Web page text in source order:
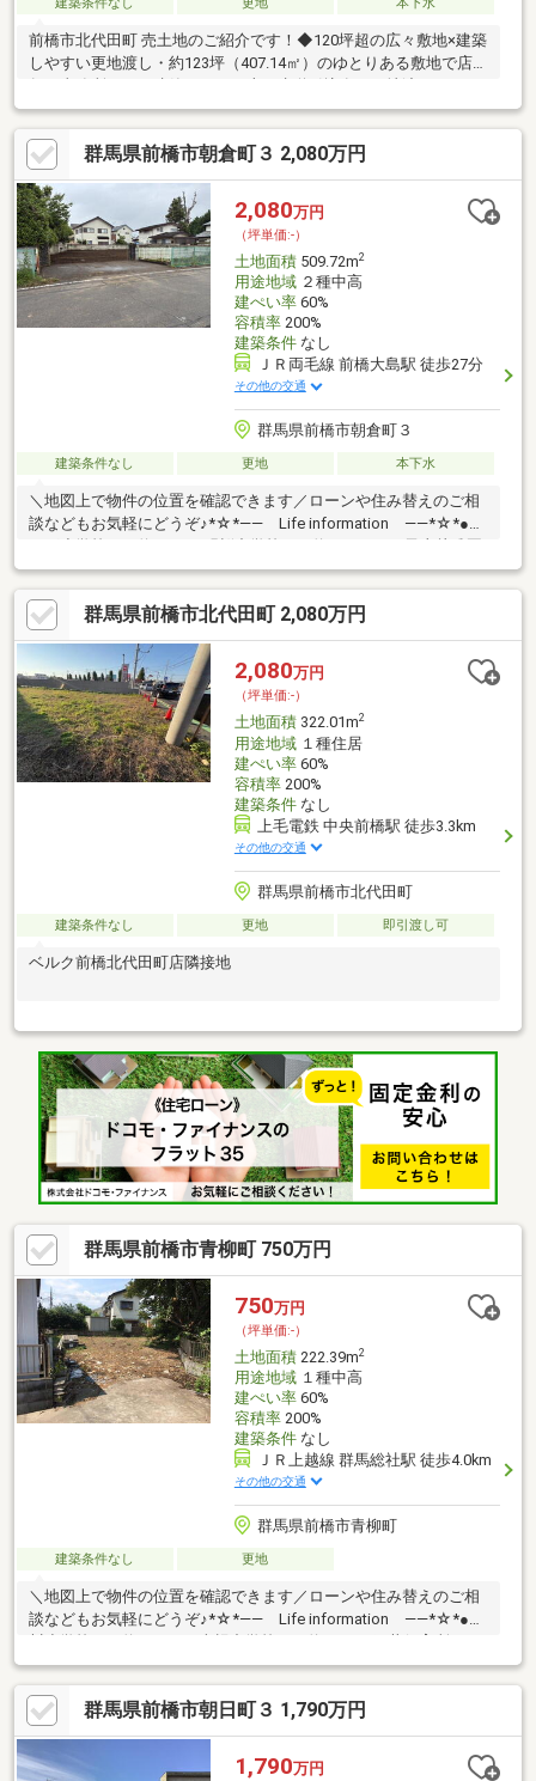
建築条件なし 更地 本下水
前橋市北代田町 売土地のご紹介です！◆120坪超の広々敷地×建築
しやすい更地渡し・約123坪（407.14㎡）のゆとりある敷地で店
め、スムーズに建築へ進められます。・周囲に建物が少ないた
め、陽当たり・通風ともに良好です♪ 市街化区域内◆交通アク
セス良好・県道4号前橋赤城線まで車で約1分！・前橋市街地への
アクセスが良好な好立地です。◆周辺施設が充実！生活利便性の
高い住環境・前橋リリカまで車で約5分・セブンイレブン 前橋三
俣3丁目店まで車で約3分・ウエルシア 前橋北代田店まで車で約3
分
群馬県前橋市朝倉町３ 2,080万円
2,080万円
（坪単価:-）
土地面積509.72m2
用途地域２種中高
建ぺい率60%
容積率200%
建築条件なし
ＪＲ両毛線 前橋大島駅 徒歩27分
その他の交通
群馬県前橋市朝倉町３
建築条件なし 更地 本下水
＼地図上で物件の位置を確認できます／ローンや住み替えのご相
談などもお気軽にどうぞ♪*☆*―― Life information ――*☆*●わ
まで約500ｍ●セブンイレブンまで約450ｍ●JAファーマーズまで
約400ｍ☆建築条件なし！【買主負担】工事着手60日前までに文
化財保護法93条届出要
群馬県前橋市北代田町 2,080万円
2,080万円
（坪単価:-）
土地面積322.01m2
用途地域１種住居
建ぺい率60%
容積率200%
建築条件なし
上毛電鉄 中央前橋駅 徒歩3.3km
その他の交通
群馬県前橋市北代田町
建築条件なし 更地 即引渡し可
ベルク前橋北代田町店隣接地
群馬県前橋市青柳町 750万円
750万円
（坪単価:-）
土地面積222.39m2
用途地域１種中高
建ぺい率60%
容積率200%
建築条件なし
ＪＲ上越線 群馬総社駅 徒歩4.0km
その他の交通
群馬県前橋市青柳町
建築条件なし 更地
＼地図上で物件の位置を確認できます／ローンや住み替えのご相
談などもお気軽にどうぞ♪*☆*―― Life information ――*☆*●桃
約1.5ｋｍ●セブンイレブンまで約430ｍ●カインズまで約510ｍ●前
橋リリカまで約2.3ｋｍ※告知事項あり
群馬県前橋市朝日町３ 1,790万円
1,790万円